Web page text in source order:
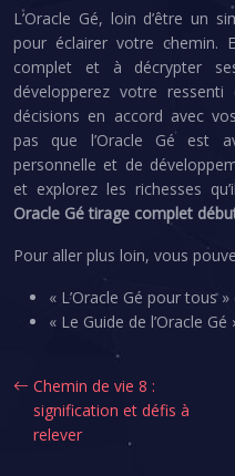
L’Oracle Gé, loin d’être un
pour éclairer votre chemin.
complet et à décrypter
développerez votre
décisions en accord avec
pas que l’Oracle Gé est
personnelle et de
et explorez les richesses
Oracle Gé tirage complet
Pour aller plus loin, vous
« L’Oracle Gé pour tous
« Le Guide de l’Oracle
Chemin de vie 8 :
signification et défis à
relever